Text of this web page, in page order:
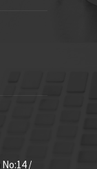
No:14 /